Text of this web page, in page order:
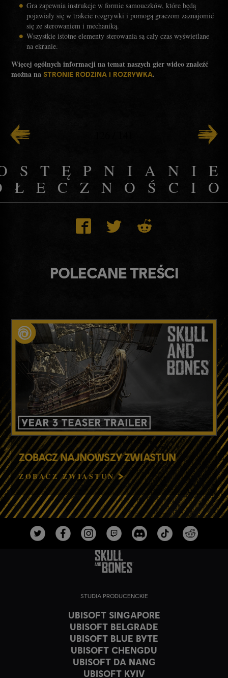
Gra zapewnia instrukcje w formie samouczków, które będą
pojawiały się w trakcie rozgrywki i pomogą graczom zaznajomić
się ze sterowaniem i mechaniką.
Wszystkie istotne elementy sterowania są cały czas wyświetlane
na ekranie.
Więcej ogólnych informacji na temat naszych gier wideo znaleźć
można na STRONIE RODZINA I ROZRYWKA.
POLECANE TREŚCI
ZOBACZ NAJNOWSZY ZWIASTUN
ZOBACZ ZWIASTUN
STUDIA PRODUCENCKIE
UBISOFT SINGAPORE
UBISOFT BELGRADE
UBISOFT BLUE BYTE
UBISOFT CHENGDU
UBISOFT DA NANG
UBISOFT KYIV